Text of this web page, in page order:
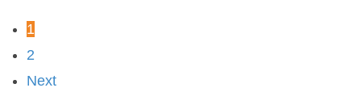
1
2
Next